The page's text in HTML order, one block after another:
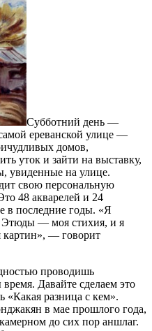
Субботний день —
ереванской улице —
домов,
уток и зайти на выставку,
увиденные на улице.
свою персональную
48 акварелей и 24
в последние годы. «Я
Этюды — моя стихия, и я
картин», — говорит
проводишь
Давайте сделаем это
«Какая разница с кем».
в мае прошлого года,
до сих пор аншлаг.